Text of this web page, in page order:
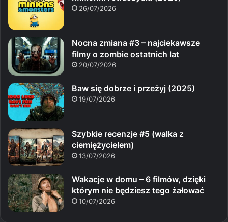
26/07/2026
Nocna zmiana #3 – najciekawsze
filmy o zombie ostatnich lat
20/07/2026
Baw się dobrze i przeżyj (2025)
19/07/2026
Szybkie recenzje #5 (walka z
ciemiężycielem)
13/07/2026
Wakacje w domu – 6 filmów, dzięki
którym nie będziesz tego żałować
10/07/2026